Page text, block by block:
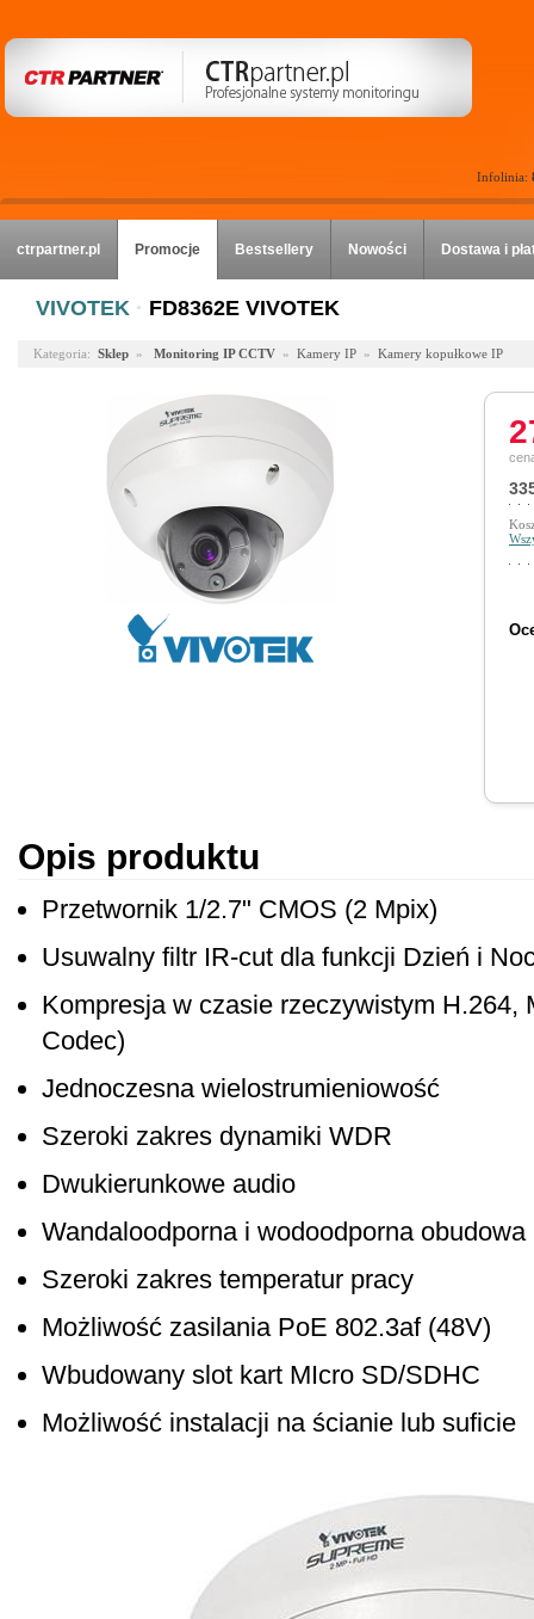
Infolinia:
ctrpartner.pl Promocje Bestsellery Nowości Dostawa i
VIVOTEK · FD8362E VIVOTEK
Kategoria: Sklep » Monitoring IP CCTV » Kamery IP » Kamery kopułkowe IP
Opis produktu
Przetwornik 1/2.7" CMOS (2 Mpix)
Usuwalny filtr IR-cut dla funkcji Dzień i
Kompresja w czasie rzeczywistym H.264,
Codec)
Jednoczesna wielostrumieniowość
Szeroki zakres dynamiki WDR
Dwukierunkowe audio
Wandaloodporna i wodoodporna obudowa
Szeroki zakres temperatur pracy
Możliwość zasilania PoE 802.3af (48V)
Wbudowany slot kart MIcro SD/SDHC
Możliwość instalacji na ścianie lub suficie